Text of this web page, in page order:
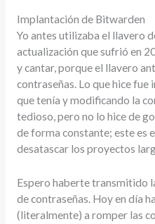
Implantación de Bitwarden
Yo antes utilizaba el llavero
actualización que sufrió en
y cantar, porque el llavero
contraseñas. Lo que hice fue
que tenía y modificando la
tedioso, pero no lo hice de
de forma constante; este es
desatascar los proyectos
Espero haberte transmitido
de contraseñas. Hoy en día
(literalmente) a romper las